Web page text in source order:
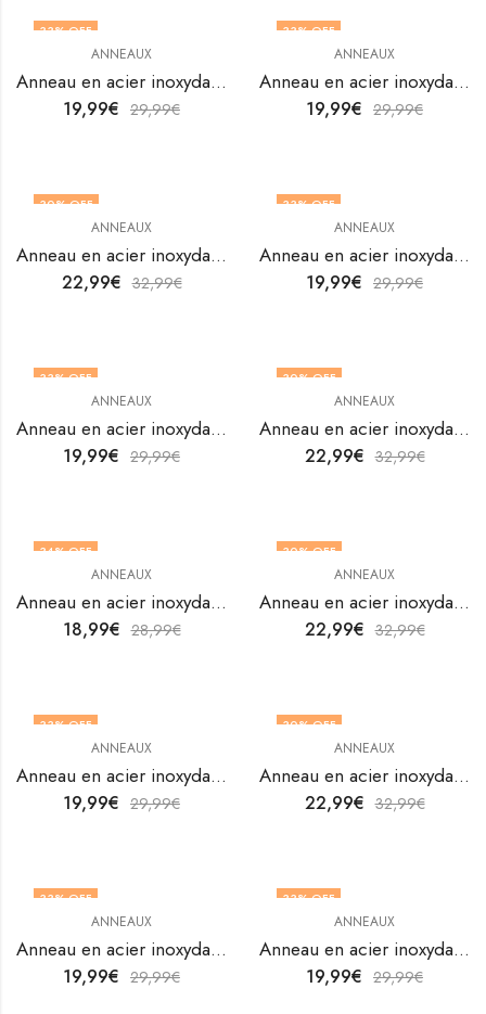
33% OFF
OUT OF STOCK
ANNEAUX
Anneau en acier inoxydable plaqué or 18K de V&F Jewelers
19,99€ 29,99€
33% OFF
ANNEAUX
Anneau en acier inoxydable plaqué or 18K de V&F Jewelers
19,99€ 29,99€
30% OFF
ANNEAUX
Anneau en acier inoxydable plaqué or 18K de V&F Jewelers
22,99€ 32,99€
33% OFF
ANNEAUX
Anneau en acier inoxydable plaqué or 18K de V&F Jewelers
19,99€ 29,99€
33% OFF
OUT OF STOCK
ANNEAUX
Anneau en acier inoxydable plaqué or 18K de V&F Jewelers
19,99€ 29,99€
30% OFF
ANNEAUX
Anneau en acier inoxydable plaqué or 18K de V&F Jewelers
22,99€ 32,99€
34% OFF
ANNEAUX
Anneau en acier inoxydable plaqué or 18K de V&F Jewelers
18,99€ 28,99€
30% OFF
ANNEAUX
Anneau en acier inoxydable plaqué or 18K de V&F Jewelers
22,99€ 32,99€
33% OFF
ANNEAUX
Anneau en acier inoxydable plaqué or 18K de V&F Jewelers
19,99€ 29,99€
30% OFF
ANNEAUX
Anneau en acier inoxydable plaqué or 18K de V&F Jewelers
22,99€ 32,99€
33% OFF
ANNEAUX
Anneau en acier inoxydable plaqué or 18K de V&F Jewelers
19,99€ 29,99€
33% OFF
OUT OF STOCK
ANNEAUX
Anneau en acier inoxydable plaqué or 18K de V&F Jewelers
19,99€ 29,99€